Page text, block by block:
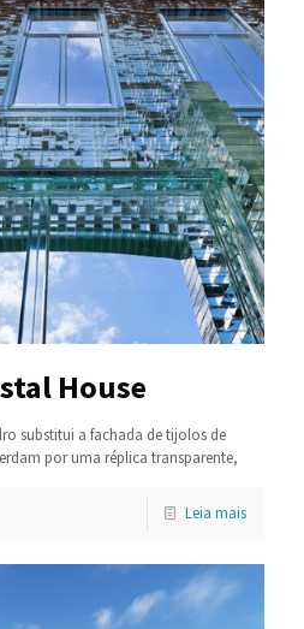
House
substitui a fachada de tijolos de
por uma réplica transparente,
Leia mais